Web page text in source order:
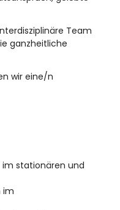
Team
ganzheitliche
wir eine/n
im stationären und
im